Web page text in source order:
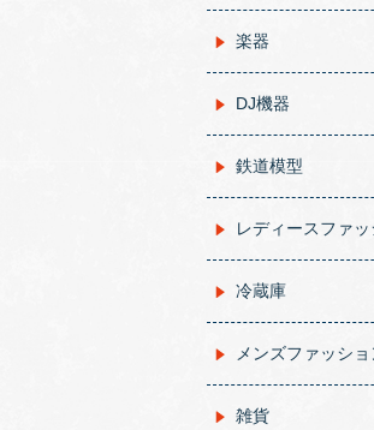
楽器
DJ機器
鉄道模型
レディースファ
冷蔵庫
メンズファッショ
雑貨